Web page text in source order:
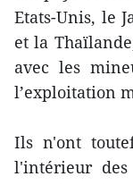
Etats-Unis, le
et la
avec les
l’exploitation
​Ils n'ont
l'intérieur